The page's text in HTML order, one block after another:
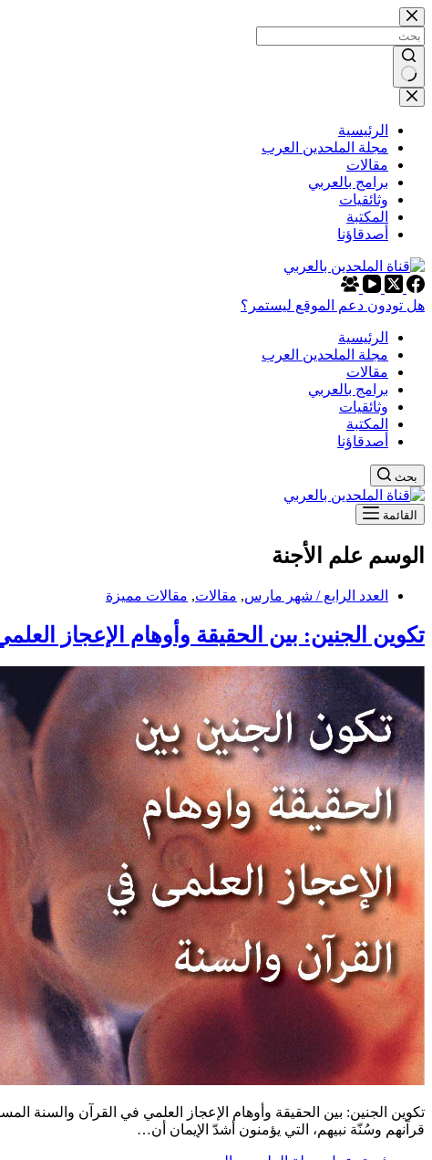
التجاوز
إلى
المحتوى
لا
نتائج
الرئيسية
مجلة الملحدين العرب
مقالات
برامج بالعربي
وثائقيات
المكتبة
أصدقاؤنا
هل تودون دعم الموقع ليستمر؟
الرئيسية
مجلة الملحدين العرب
مقالات
برامج بالعربي
وثائقيات
المكتبة
أصدقاؤنا
بحث
القائمة
الوسم علم الأجنة
العدد الرابع / شهر مارس, مقالات, مقالات مميزة
تكوين الجنين: بين الحقيقة وأوهام الإعجاز
تكوين الجنين: بين الحقيقة وأوهام الإعجاز العلمي في القرآن والسنة
قرآنهم وسُنّة نبيهم، التي يؤمنون أشدّ الإيمان أن…